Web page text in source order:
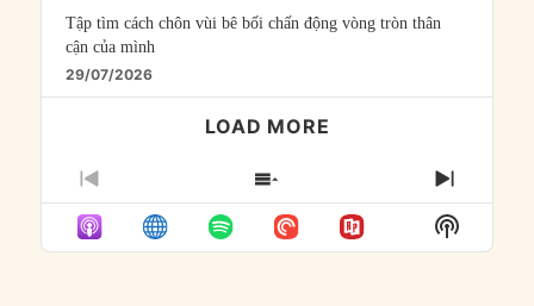
Tập tìm cách chôn vùi bê bối chấn động vòng tròn thân
cận của mình
29/07/2026
LOAD MORE
PREVIOUS
EPISODE
SHOW
EPISODES
LIST
NEXT
Show
Podcast